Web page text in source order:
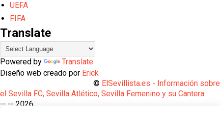
UEFA
FIFA
Translate
Powered by
Translate
Diseño web creado por Erick
© ElSevillista.es - Información sobre
el Sevilla FC, Sevilla Atlético, Sevilla Femenino y su Cantera
-- -- 2026